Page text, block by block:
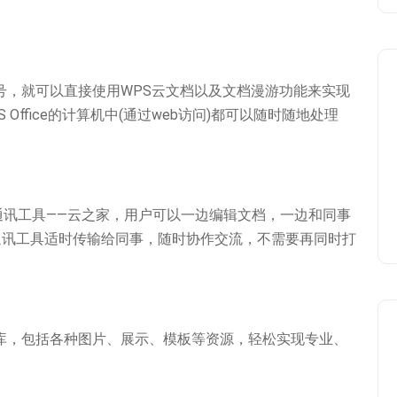
可以直接使用WPS云文档以及文档漫游功能来实现
Office的计算机中(通过web访问)都可以随时随地处理
具——云之家，用户可以一边编辑文档，一边和同事
工具适时传输给同事，随时协作交流，不需要再同时打
括各种图片、展示、模板等资源，轻松实现专业、